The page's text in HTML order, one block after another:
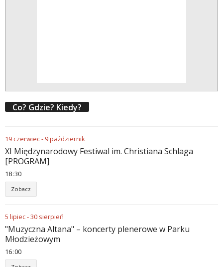
Co? Gdzie? Kiedy?
19czerwiec- 9październik
XI Międzynarodowy Festiwal im. Christiana Schlaga
[PROGRAM]
18:30
Zobacz
5 lipiec-30 sierpień
"Muzyczna Altana" – koncerty plenerowe w Parku
Młodzieżowym
16:00